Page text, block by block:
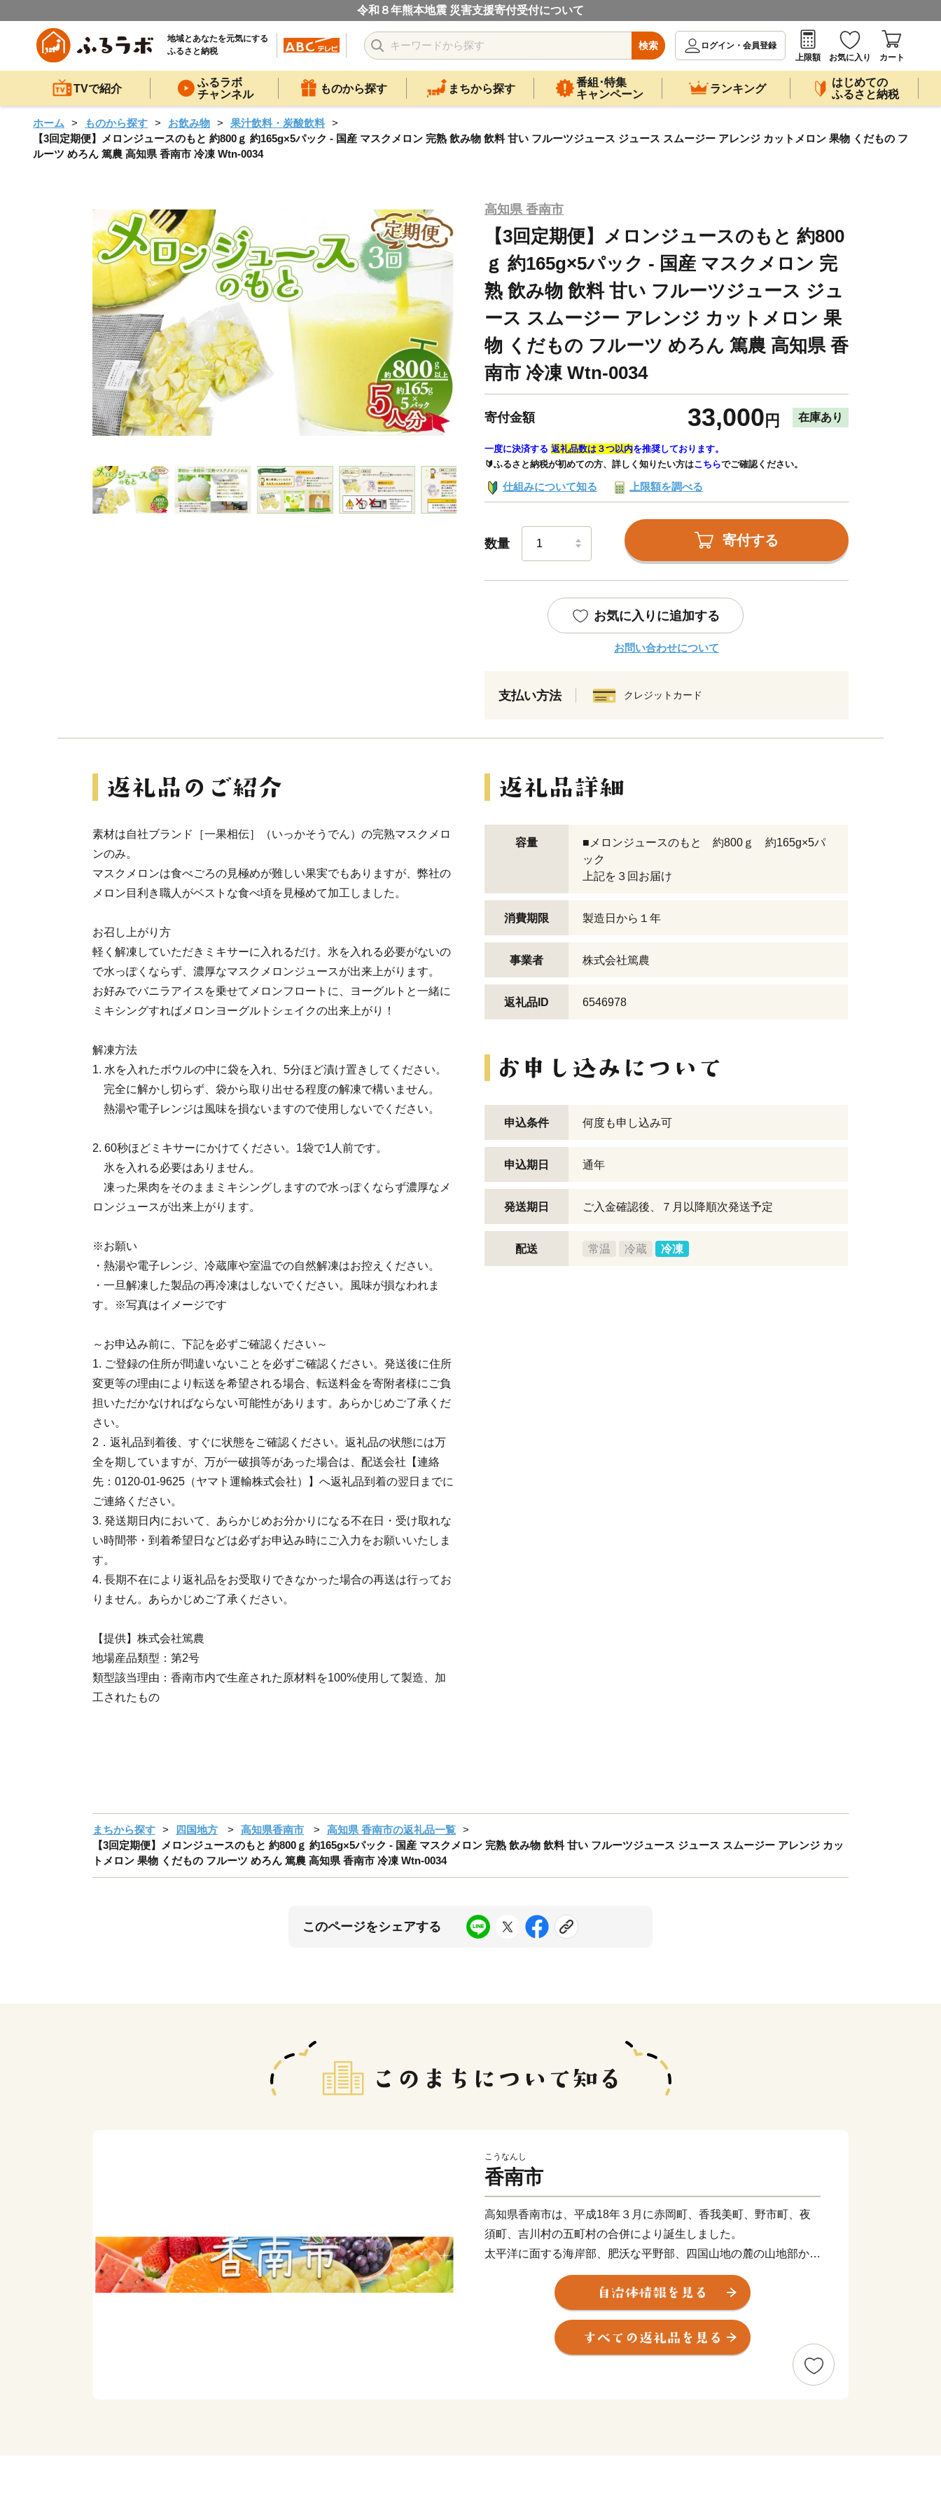
令和８年熊本地震 災害支援寄付受付について
地域とあなたを元気にする
ふるさと納税
検索
ログイン・会員登録
上限額
お気に入り カート
TVで紹介
ふるラボ
チャンネル
ものから探す まちから探す
番組･特集
キャンペーン
ランキング
はじめての
ふるさと納税
ホーム ものから探す お飲み物
果汁飲料・炭酸飲料
【3回定期便】メロンジュースのもと 約800ｇ 約165g×5パック - 国産 マスクメロン 完熟 飲み物 飲料 甘い フルーツジュース ジュース スムージー アレンジ カットメロン 果物 くだもの フ
ルーツ めろん 篤農 高知県 香南市 冷凍 Wtn-0034
高知県 香南市
【3回定期便】メロンジュースのもと 約800
ｇ 約165g×5パック - 国産 マスクメロン 完
熟 飲み物 飲料 甘い フルーツジュース ジュ
ース スムージー アレンジ カットメロン 果
物 くだもの フルーツ めろん 篤農 高知県 香
南市 冷凍 Wtn-0034
寄付金額 33,000 円 在庫あり
一度に決済する 返礼品数は３つ以内を推奨しております。
🔰ふるさと納税が初めての方、詳しく知りたい方はこちらでご確認ください。
仕組みについて知る 上限額を調べる
数量 寄付する
お気に入りに追加する
お問い合わせについて
支払い方法 クレジットカード
素材は自社ブランド［一果相伝］（いっかそうでん）の完熟マスクメロ
ンのみ。
マスクメロンは食べごろの見極めが難しい果実でもありますが、弊社の
メロン目利き職人がベストな食べ頃を見極めて加工しました。
お召し上がり方
軽く解凍していただきミキサーに入れるだけ。氷を入れる必要がないの
で水っぽくならず、濃厚なマスクメロンジュースが出来上がります。
お好みでバニラアイスを乗せてメロンフロートに、ヨーグルトと一緒に
ミキシングすればメロンヨーグルトシェイクの出来上がり！
解凍方法
1. 水を入れたボウルの中に袋を入れ、5分ほど漬け置きしてください。
完全に解かし切らず、袋から取り出せる程度の解凍で構いません。
熱湯や電子レンジは風味を損ないますので使用しないでください。
2. 60秒ほどミキサーにかけてください。1袋で1人前です。
氷を入れる必要はありません。
凍った果肉をそのままミキシングしますので水っぽくならず濃厚なメ
ロンジュースが出来上がります。
※お願い
・熱湯や電子レンジ、冷蔵庫や室温での自然解凍はお控えください。
・一旦解凍した製品の再冷凍はしないでください。風味が損なわれま
す。※写真はイメージです
～お申込み前に、下記を必ずご確認ください～
1. ご登録の住所が間違いないことを必ずご確認ください。発送後に住所
変更等の理由により転送を希望される場合、転送料金を寄附者様にご負
担いただかなければならない可能性があります。あらかじめご了承くだ
さい。
2．返礼品到着後、すぐに状態をご確認ください。返礼品の状態には万
全を期していますが、万が一破損等があった場合は、配送会社【連絡
先：0120-01-9625（ヤマト運輸株式会社）】へ返礼品到着の翌日までに
ご連絡ください。
3. 発送期日内において、あらかじめお分かりになる不在日・受け取れな
い時間帯・到着希望日などは必ずお申込み時にご入力をお願いいたしま
す。
4. 長期不在により返礼品をお受取りできなかった場合の再送は行ってお
りません。あらかじめご了承ください。
【提供】株式会社篤農
地場産品類型：第2号
類型該当理由：香南市内で生産された原材料を100%使用して製造、加
工されたもの
容量
■メロンジュースのもと 約800ｇ 約165g×5パ
ック
上記を３回お届け
消費期限 製造日から１年
事業者 株式会社篤農
返礼品ID 6546978
申込条件 何度も申し込み可
申込期日 通年
発送期日 ご入金確認後、７月以降順次発送予定
配送 常温 冷蔵 冷凍
まちから探す 四国地方 高知県香南市
高知県 香南市の返礼品一覧
【3回定期便】メロンジュースのもと 約800ｇ 約165g×5パック - 国産 マスクメロン 完熟 飲み物 飲料 甘い フルーツジュース ジュース スムージー アレンジ カッ
トメロン 果物 くだもの フルーツ めろん 篤農 高知県 香南市 冷凍 Wtn-0034
このページをシェアする
こうなんし
香南市
高知県香南市は、平成18年３月に赤岡町、香我美町、野市町、夜
須町、吉川村の五町村の合併により誕生しました。
太平洋に面する海岸部、肥沃な平野部、四国山地の麓の山地部から
なり、市内を物部川、香宗川などが流れ、美しい水と緑に包まれた
元気で豊かなまちです。
香南市へのご寄附、誠にありがとうございます！
これからも元気なまち！香南市の応援をよろしくお願いいたします